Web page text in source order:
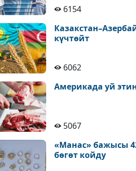
6154
күчтөйт
6062
Америкада уй
5067
«Манас» бажысы
бөгөт койду